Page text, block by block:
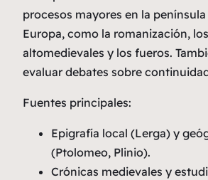
procesos mayores en la
Europa, como la romanización,
altomedievales y los fueros.
evaluar debates sobre
Fuentes principales:
Epigrafía local (Lerga) y
(Ptolomeo, Plinio).
Crónicas medievales y